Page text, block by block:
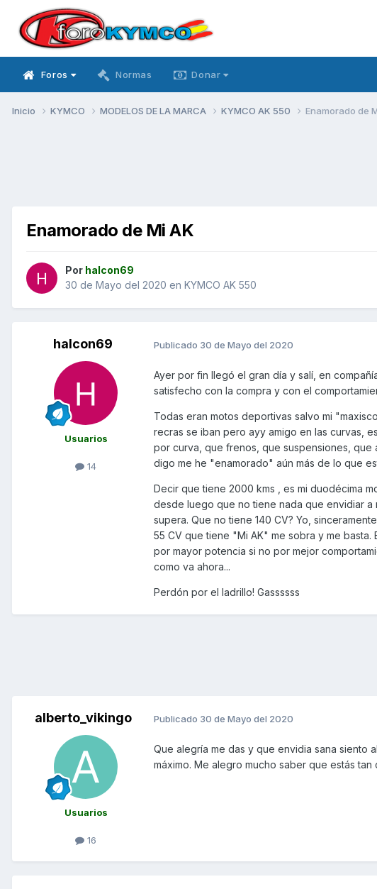
Foros Normas Donar
Inicio KYMCO MODELOS DE LA MARCA KYMCO AK 550 Enamorado de
Enamorado de Mi AK
Por halcon69
30 de Mayo del 2020 en KYMCO AK 550
halcon69
Usuarios
14
Publicado 30 de Mayo del 2020
Ayer por fin llegó el gran día y salí, en
satisfecho con la compra y con el
Todas eran motos deportivas salvo mi
recras se iban pero ayy amigo en las curvas,
por curva, que frenos, que suspensiones,
digo me he "enamorado" aún más de lo que
Decir que tiene 2000 kms , es mi duodécima
desde luego que no tiene nada que envidiar a
supera. Que no tiene 140 CV? Yo,
55 CV que tiene "Mi AK" me sobra y me basta.
por mayor potencia si no por mejor
como va ahora...
Perdón por el ladrillo! Gassssss
alberto_vikingo
Usuarios
16
Publicado 30 de Mayo del 2020
Que alegría me das y que envidia sana siento
máximo. Me alegro mucho saber que estás tan